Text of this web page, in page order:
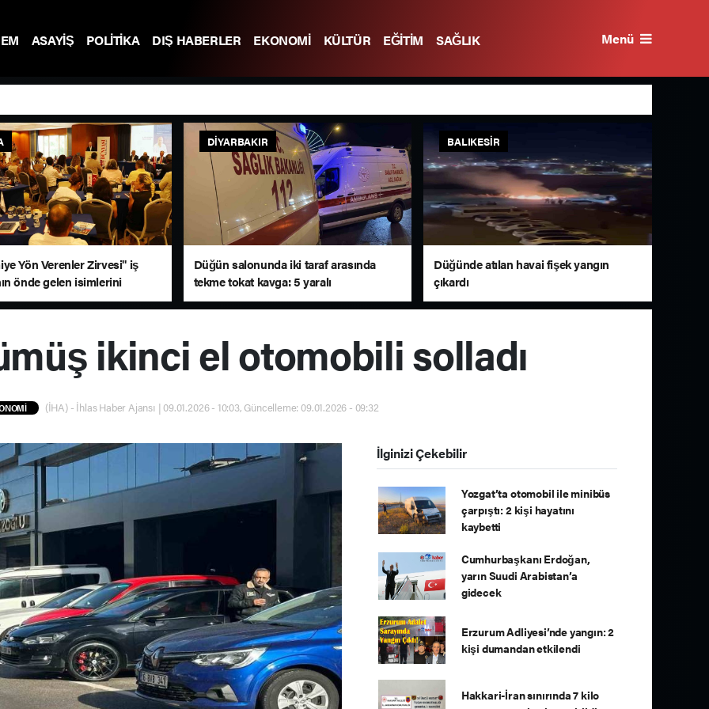
ASAYİŞ POLİTİKA DIŞ HABERLER EKONOMİ KÜLTÜR EĞİTİM SAĞLIK Menü
Yön Verenler Zirvesi" iş
önde gelen isimlerini
bir araya getirdi
DIYARBAKIR
Düğün salonunda iki taraf arasında
tekme tokat kavga: 5 yaralı
BALIKESIR
Düğünde atılan havai fişek yangın
çıkardı
ikinci el otomobili solladı
(İHA) - İhlas Haber Ajansı | 09.01.2026 - 10:03, Güncelleme: 09.01.2026 - 09:32
İlginizi Çekebilir
Yozgat’ta otomobil ile minibüs
çarpıştı: 2 kişi hayatını
kaybetti
Cumhurbaşkanı Erdoğan,
yarın Suudi Arabistan’a
gidecek
Erzurum Adliyesi’nde yangın: 2
kişi dumandan etkilendi
Hakkari-İran sınırında 7 kilo